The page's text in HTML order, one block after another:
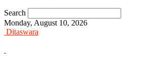
Search
Monday, August 10, 2026
Ditaswara